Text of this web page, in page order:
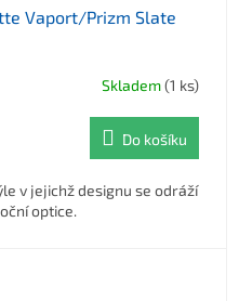
Vaport/Prizm Slate
Skladem(1 ks)
Do košíku
v jejichž designu se odráží
optice.